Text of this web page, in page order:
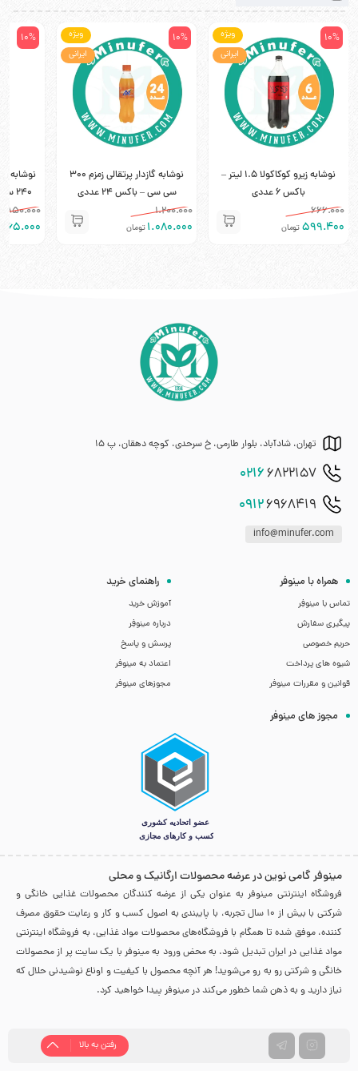
ویژه
ایرانی
10%
نوشابه زیرو کوکاکولا 1.5 لیتر –
باکس 6 عددی
۶۶۶.۰۰۰
۵۹۹.۴۰۰تومان
ویژه
ایرانی
10%
نوشابه گازدار پرتقالی زمزم 300
سی سی – باکس 24 عددی
۱.۲۰۰.۰۰۰
۱.۰۸۰.۰۰۰ تومان
10%
240 سی سی – باکس 12 عددی
۸۵۰.۰۰۰
۷۶۵.۰۰۰
تهران، شادآباد، بلوار طارمی، خ سرحدی، کوچه دهقان، پ 15
02166822157
09126968419
info@minufer.com
همراه با مینوفر
تماس با مینوفِر
پیگیری سفارش
حریم خصوصی
شیوه های پرداخت
قوانین و مقررات مینوفر
راهنمای خرید
آموزش خرید
درباره مینوفِر
پرسش و پاسخ
اعتماد به مینوفر
مجوزهای مینوفر
مجوز های مینوفر
مینوفر گامی نوین در عرضه محصولات ارگانیک و محلی
فروشگاه اینترنتی مینوفر به عنوان یکی از عرضه کنندگان محصولات غذایی خانگی و
شرکتی با بیش از 10 سال تجربه، با پایبندی به اصول کسب و کار و رعایت حقوق مصرف
کننده، موفق شده تا همگام با فروشگاه‌های محصولات مواد غذایی، به فروشگاه اینترنتی
مواد غذایی در ایران تبدیل شود. به محض ورود به مینوفر با یک سایت پر از محصولات
خانگی و شرکتی رو به رو می‌شوید! هر آنچه محصول با کیفیت و اوناع نوشیدنی حلال که
نیاز دارید و به ذهن شما خطور می‌کند در مینوفر پیدا خواهید کرد.
رفتن به بالا